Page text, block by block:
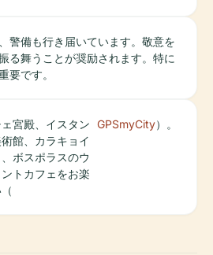
警備も行き届いています。敬意を
る舞うことが奨励されます。特に
要です。
宮殿、イスタン
館、カラキョイ
ボスポラスのウ
トカフェをお楽
GPSmyCity）。